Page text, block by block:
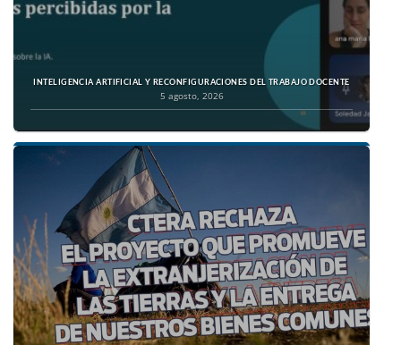
INTELIGENCIA ARTIFICIAL Y RECONFIGURACIONES DEL TRABAJO DOCENTE
5 agosto, 2026